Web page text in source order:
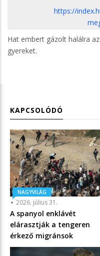
https://
Hat embert gázolt halálra
gyereket.
KAPCSOLÓDÓ
NAGYVILÁG
2026. július 31.
A spanyol enklávét
elárasztják a tengeren
érkező migránsok